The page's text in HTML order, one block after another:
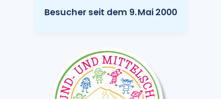
Besucher seit dem 9. Mai 2000